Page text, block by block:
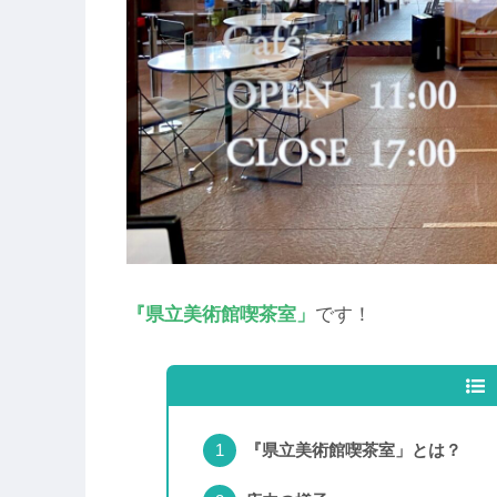
『県立美術館喫茶室」 です！
『県立美術館喫茶室」とは？